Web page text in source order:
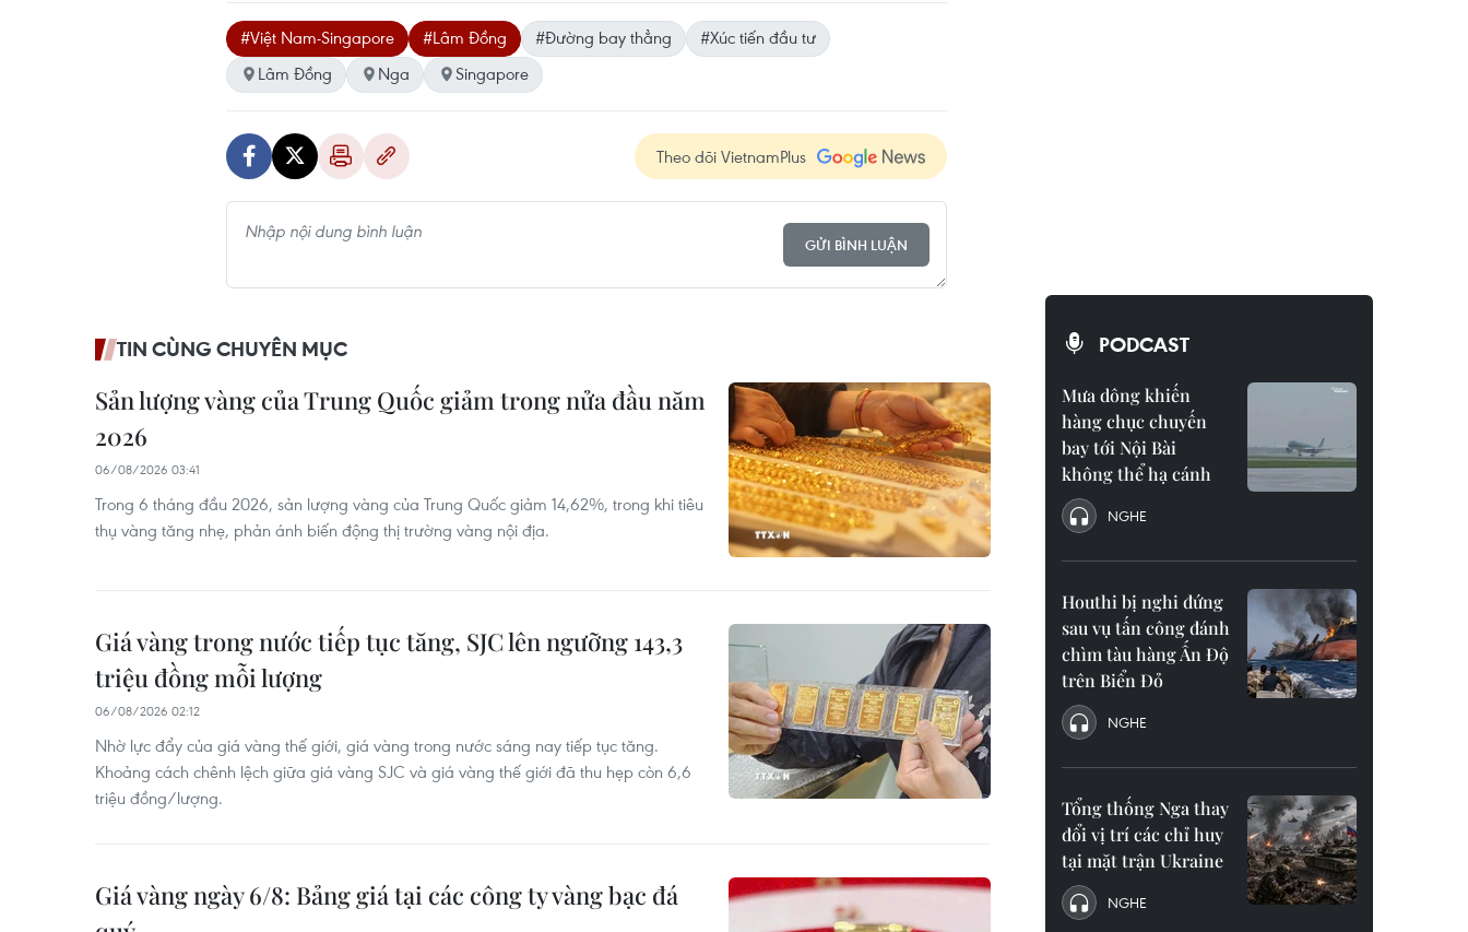
#Việt Nam-Singapore #Lâm Đồng #Đường bay thẳng
#Xúc tiến đầu tư
Lâm Đồng
Nga Singapore
Theo dõi VietnamPlus
GỬI BÌNH LUẬN
TIN CÙNG CHUYÊN MỤC
Sản lượng vàng của Trung Quốc giảm trong nửa đầu năm
2026
06/08/2026 03:41
Trong 6 tháng đầu 2026, sản lượng vàng của Trung Quốc giảm 14,62%, trong khi tiêu
thụ vàng tăng nhẹ, phản ánh biến động thị trường vàng nội địa.
Giá vàng trong nước tiếp tục tăng, SJC lên ngưỡng 143,3
triệu đồng mỗi lượng
06/08/2026 02:12
Nhờ lực đẩy của giá vàng thế giới, giá vàng trong nước sáng nay tiếp tục tăng.
Khoảng cách chênh lệch giữa giá vàng SJC và giá vàng thế giới đã thu hẹp còn 6,6
triệu đồng/lượng.
Giá vàng ngày 6/8: Bảng giá tại các công ty vàng bạc đá
PODCAST
Mưa dông khiến
hàng chục chuyến
bay tới Nội Bài
không thể hạ cánh
NGHE
Houthi bị nghi đứng
sau vụ tấn công đánh
chìm tàu hàng Ấn Độ
trên Biển Đỏ
NGHE
Tổng thống Nga thay
đổi vị trí các chỉ huy
tại mặt trận Ukraine
NGHE